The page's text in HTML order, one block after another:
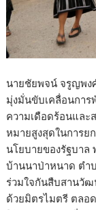
นายชัยพจน์ จรูญพงศ์
มุ่งมั่นขับเคลื่อนกา
ความเดือดร้อนและ
หมายสูงสุดในการย
นโยบายของรัฐบา
บ้านนาป่าหนาด ตำ
ร่วมใจกันสืบสานวั
ด้วยมิตรไมตรี ตลอ